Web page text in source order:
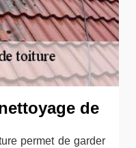
de
permet de garder